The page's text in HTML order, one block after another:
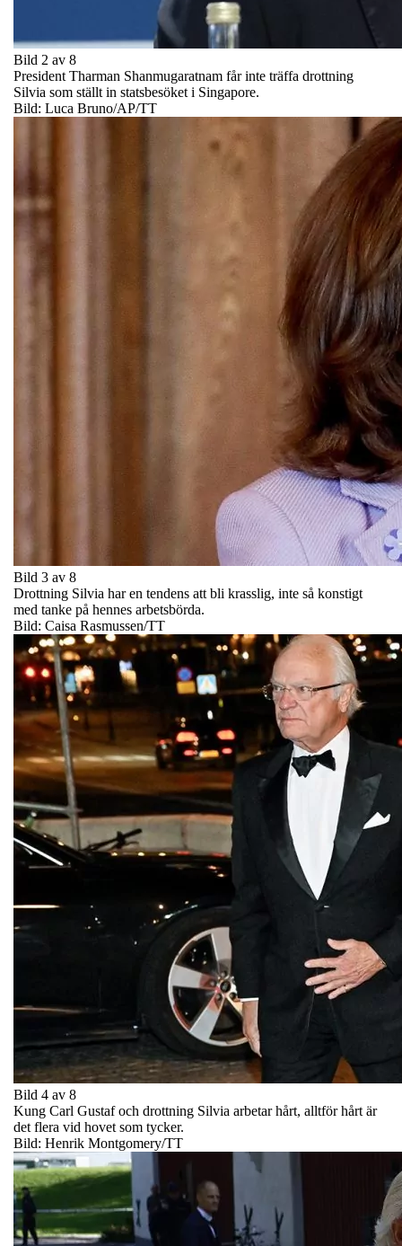
Bild 2 av 8
President Tharman Shanmugaratnam får inte träffa drottning
Silvia som ställt in statsbesöket i Singapore.
Bild: Luca Bruno/AP/TT
Bild 3 av 8
Drottning Silvia har en tendens att bli krasslig, inte så konstigt
med tanke på hennes arbetsbörda.
Bild: Caisa Rasmussen/TT
Bild 4 av 8
Kung Carl Gustaf och drottning Silvia arbetar hårt, alltför hårt är
det flera vid hovet som tycker.
Bild: Henrik Montgomery/TT